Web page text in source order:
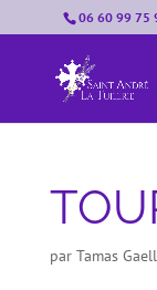
06 60 99 75
par Tamas